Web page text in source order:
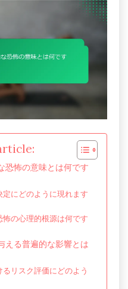
恐怖の意味とは何です
にどのように現れます
の心理的根源は何です
える普遍的な影響とは
リスク評価にどのよう